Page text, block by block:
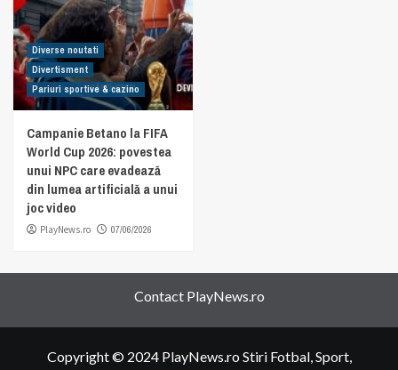
Diverse noutati
Divertisment
Pariuri sportive & cazino
Campanie Betano la FIFA
World Cup 2026: povestea
unui NPC care evadează
din lumea artificială a unui
joc video
PlayNews.ro 07/06/2026
Contact PlayNews.ro
Copyright © 2024 PlayNews.ro Stiri Fotbal, Sport,